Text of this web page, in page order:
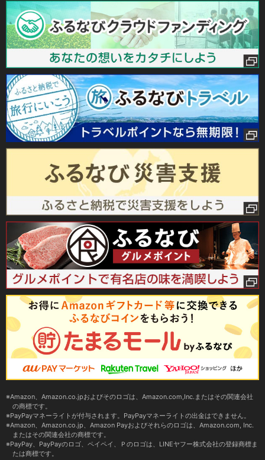
Amazon、Amazon.co.jpおよびそのロゴは、Amazon.com,Inc.またはその関連会社
の商標です。
PayPayマネーライトが付与されます。PayPayマネーライトの出金はできません。
Amazon、Amazon.co.jp、Amazon Payおよびそれらのロゴは、Amazon.com, Inc.
またはその関連会社の商標です。
PayPay、PayPayのロゴ、ペイペイ、Ｐのロゴは、LINEヤフー株式会社の登録商標ま
たは商標です。